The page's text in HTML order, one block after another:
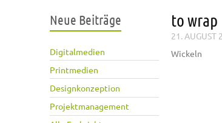
Neue Beiträge
Digitalmedien
Printmedien
Designkonzeption
Projektmanagement
to wrap
21. AUGUST
Wickeln